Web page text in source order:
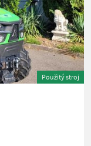
Použitý stroj